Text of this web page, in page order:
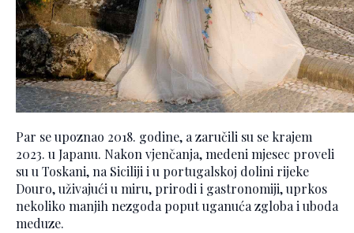
Par se upoznao 2018. godine, a zaručili su se krajem
2023. u Japanu. Nakon vjenčanja, medeni mjesec proveli
su u Toskani, na Siciliji i u portugalskoj dolini rijeke
Douro, uživajući u miru, prirodi i gastronomiji, uprkos
nekoliko manjih nezgoda poput uganuća zgloba i uboda
meduze.